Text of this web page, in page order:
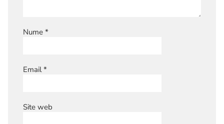
Nume *
Email*
Site web